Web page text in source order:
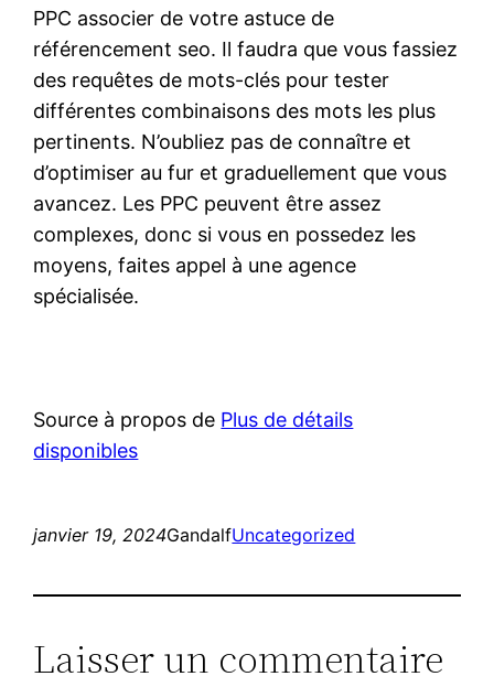
PPC associer de votre astuce de
référencement seo. Il faudra que vous fassiez
des requêtes de mots-clés pour tester
différentes combinaisons des mots les plus
pertinents. N’oubliez pas de connaître et
d’optimiser au fur et graduellement que vous
avancez. Les PPC peuvent être assez
complexes, donc si vous en possedez les
moyens, faites appel à une agence
spécialisée.
Source à propos de Plus de détails
disponibles
janvier 19, 2024GandalfUncategorized
Laisser un commentaire